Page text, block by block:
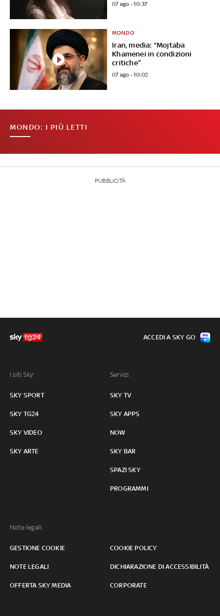
07 ago - 10:37
Iran, media: "Mojtaba
Khamenei in condizioni
critiche”
MONDO
07 ago - 10:02
MONDO: I PIÙ LETTI
PUBBLICITÀ
I siti Sky:
SKY SPORT
SKY TG24
SKY VIDEO
SKY ARTE
Servizi:
SKY TV
SKY APPS
NOW
SKY BAR
SPAZI SKY
PROGRAMMI
Note legali:
GESTIONE COOKIE COOKIE POLICY
NOTE LEGALI DICHIARAZIONE DI ACCESSIBILITÀ
OFFERTA SKY MEDIA CORPORATE
ACCEDI A SKY GO